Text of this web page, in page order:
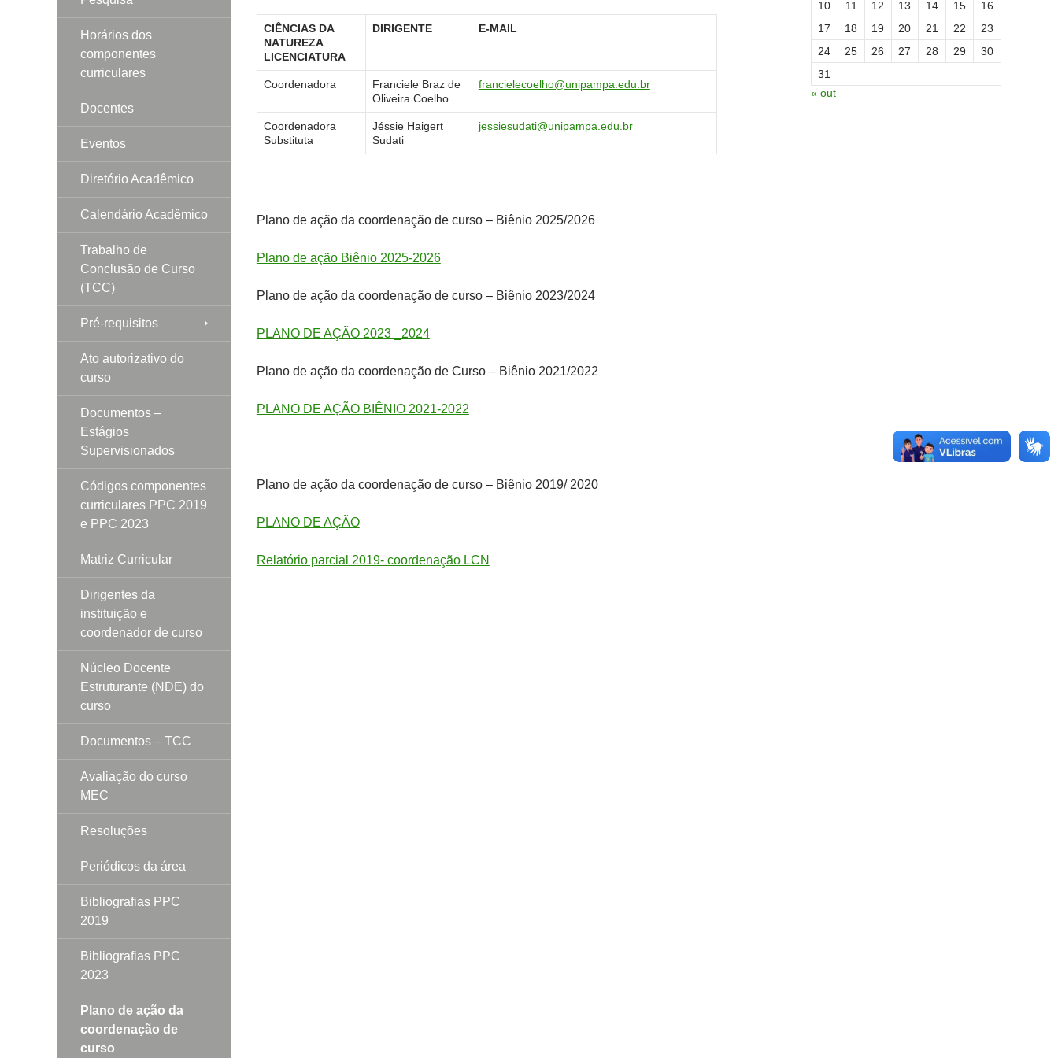
CIÊNCIAS DA
NATUREZA
LICENCIATURA
DIRIGENTE E-MAIL
Coordenadora
Franciele Braz de
Oliveira Coelho
francielecoelho@unipampa.edu.br
Coordenadora
Substituta
Jéssie Haigert
Sudati
jessiesudati@unipampa.edu.br
Plano de ação da coordenação de curso – Biênio 2025/2026
Plano de ação Biênio 2025-2026
Plano de ação da coordenação de curso – Biênio 2023/2024
PLANO DE AÇÃO 2023 _2024
Plano de ação da coordenação de Curso – Biênio 2021/2022
PLANO DE AÇÃO BIÊNIO 2021-2022
Plano de ação da coordenação de curso – Biênio 2019/ 2020
PLANO DE AÇÃO
Relatório parcial 2019- coordenação LCN
10
11 12 13 14 15
16
17
18 19 20 21 22
23
24
25 26 27 28 29
30
31
« out
Horários dos
componentes
curriculares
Docentes
Eventos
Diretório Acadêmico
Calendário Acadêmico
Trabalho de
Conclusão de Curso
(TCC)
Pré-requisitos
Ato autorizativo do
curso
Documentos –
Estágios
Supervisionados
Códigos componentes
curriculares PPC 2019
e PPC 2023
Matriz Curricular
Dirigentes da
instituição e
coordenador de curso
Núcleo Docente
Estruturante (NDE) do
curso
Documentos – TCC
Avaliação do curso
MEC
Resoluções
Periódicos da área
Bibliografias PPC
2019
Bibliografias PPC
2023
Plano de ação da
coordenação de
curso